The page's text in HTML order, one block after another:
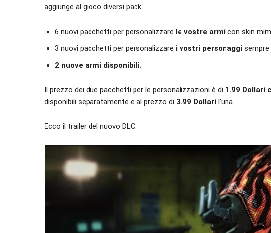
aggiunge al gioco diversi pack:
6 nuovi pacchetti per personalizzare le vostre armi con skin
3 nuovi pacchetti per personalizzare i vostri personaggi sempre
2 nuove armi disponibili.
Il prezzo dei due pacchetti per le personalizzazioni è di 1.99 Dollari
disponibili separatamente e al prezzo di 3.99 Dollari l’una.
Ecco il trailer del nuovo DLC.